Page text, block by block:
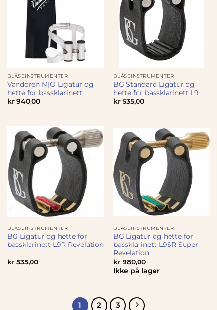
BLÅSEINSTRUMENTER
Vandoren M|O Ligatur og
hette for bassklarinett
kr940,00
BLÅSEINSTRUMENTER
BG Standard Ligatur og
hette for bassklarinett L9
kr535,00
BLÅSEINSTRUMENTER
BG Ligatur og hette for
bassklarinett L9R Revelation
kr535,00
BLÅSEINSTRUMENTER
BG Ligatur og hette for
bassklarinett L9SR Super
Revelation
kr980,00
Ikke på lager
1 2 3